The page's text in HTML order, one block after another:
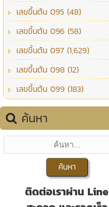
เลขขึ้นต้น 095 (48)
เลขขึ้นต้น 096 (58)
เลขขึ้นต้น 097 (1,629)
เลขขึ้นต้น 098 (12)
เลขขึ้นต้น 099 (183)
ค้นหา
ติดต่อเราผ่าน Line